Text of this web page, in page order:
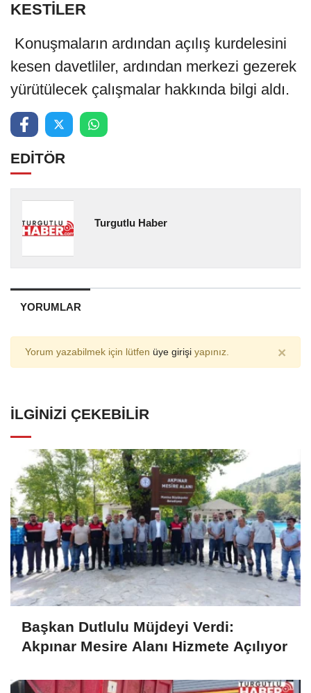
KESTİLER
Konuşmaların ardından açılış kurdelesini
kesen davetliler, ardından merkezi gezerek
yürütülecek çalışmalar hakkında bilgi aldı.
EDİTÖR
Turgutlu Haber
YORUMLAR
Yorum yazabilmek için lütfen üye girişi yapınız. ×
İLGINIZI ÇEKEBILIR
Başkan Dutlulu Müjdeyi Verdi:
Akpınar Mesire Alanı Hizmete Açılıyor